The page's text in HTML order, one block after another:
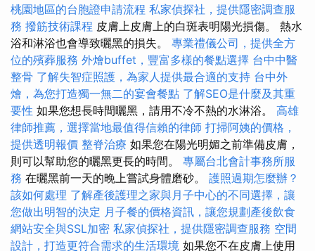
桃園地區的台胞證申請流程 私家偵探社，提供隱密調查服
務 撥筋技術課程 皮膚上皮膚上的白斑表明陽光損傷。 熱水
浴和淋浴也會導致曬黑的損失。 專業禮儀公司，提供全方
位的殯葬服務 外燴buffet，豐富多樣的餐點選擇 台中中醫
整骨 了解失智症照護，為家人提供最合適的支持 台中外
燴，為您打造獨一無二的宴會餐點 了解SEO是什麼及其重
要性 如果您想長時間曬黑，請用不冷不熱的水淋浴。 高雄
律師推薦，選擇當地最值得信賴的律師 打掃阿姨的價格，
提供透明報價 整脊治療 如果您在陽光明媚之前準備皮膚，
則可以幫助您的曬黑更長的時間。 專屬台北會計事務所服
務 在曬黑前一天的晚上嘗試身體磨砂。 護照過期怎麼辦？
該如何處理 了解產後護理之家與月子中心的不同選擇，讓
您做出明智的決定 月子餐的價格資訊，讓您規劃產後飲食
網站安全與SSL加密 私家偵探社，提供隱密調查服務 空間
設計，打造更符合需求的生活環境 如果您不在皮膚上使用